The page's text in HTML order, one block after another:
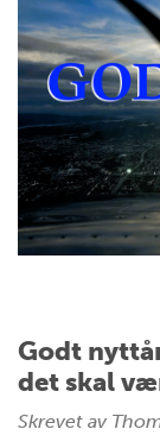
Godt
det skal
Skrevet av